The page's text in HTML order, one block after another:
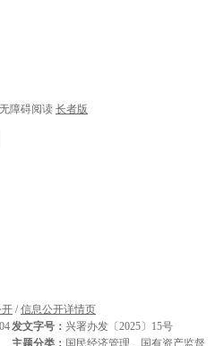
无障碍阅读 长者版
/信息公开详情页
发文字号： 兴署办发〔2025〕15号
主题分类： 国民经济管理、国有资产监督